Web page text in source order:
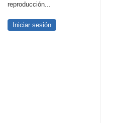
reproducción...
Iniciar sesión